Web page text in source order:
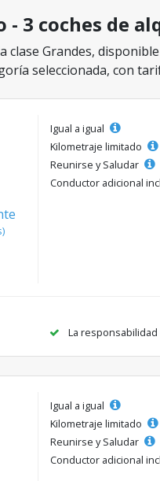
3 coches de
Grandes,
seleccionada, con
Igual a igual
Kilometraje limitado
Reunirse y Saludar
Conductor adicional
La responsabilidad
Igual a igual
Kilometraje limitado
Reunirse y Saludar
Conductor adicional